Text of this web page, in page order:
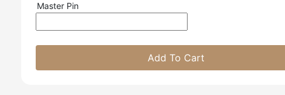
Master Pin
Add To Cart